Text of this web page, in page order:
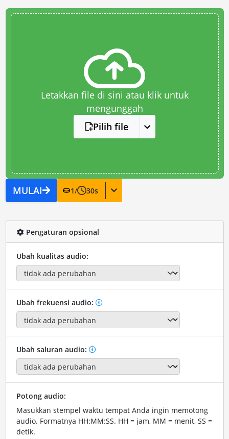
Letakkan file di sini atau klik untuk
mengunggah
Pilih file
MULAI 1/ 30s
Pengaturan opsional
Ubah kualitas audio:
Ubah frekuensi audio:
Ubah saluran audio:
Potong audio:
Masukkan stempel waktu tempat Anda ingin memotong
audio. Formatnya HH:MM:SS. HH = jam, MM = menit, SS =
detik.